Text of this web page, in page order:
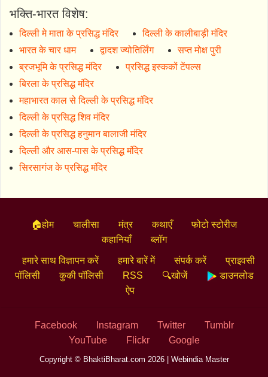
भक्ति-भारत विशेष:
दिल्ली मे माता के प्रसिद्ध मंदिर
दिल्ली के कालीबाड़ी मंदिर
भारत के चार धाम
द्वादश ज्योतिर्लिंग
सप्त मोक्ष पुरी
ब्रजभूमि के प्रसिद्ध मंदिर
प्रसिद्ध इस्ककों टेंपल्स
बिरला के प्रसिद्ध मंदिर
महाभारत काल से दिल्ली के प्रसिद्ध मंदिर
दिल्ली के प्रसिद्ध शिव मंदिर
दिल्ली के प्रसिद्ध हनुमान बालाजी मंदिर
दिल्ली और आस-पास के प्रसिद्ध मंदिर
सिरसागंज के प्रसिद्ध मंदिर
🏠होम चालीसा मंत्र कथाएँ
फोटो स्टोरीज
कहानियाँ
ब्लॉग
हमारे साथ विज्ञापन करें हमारे बारें में संपर्क करें
प्राइवसी
पॉलिसी
कुकी पॉलिसी RSS 🔍खोजें
डाउनलोड
ऐप
Facebook Instagram Twitter
Tumblr
YouTube
Flickr Google
Copyright © BhaktiBharat.com 2026 | Webindia Master